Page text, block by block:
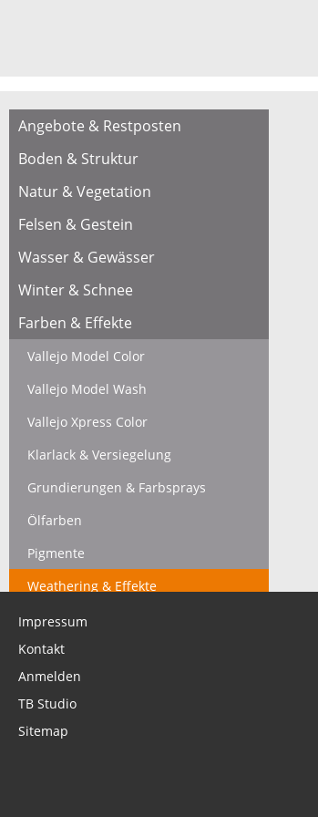
Angebote & Restposten
Boden & Struktur
Natur & Vegetation
Felsen & Gestein
Wasser & Gewässer
Winter & Schnee
Farben & Effekte
Vallejo Model Color
Vallejo Model Wash
Vallejo Xpress Color
Klarlack & Versiegelung
Grundierungen & Farbsprays
Ölfarben
Pigmente
Weathering & Effekte
Reiniger, Verdünner & Zubehör
Werkbank Essentials
- - - - - - - - - - - - - - - - - - - -
Impressum
Kontakt
Anmelden
TB Studio
Sitemap